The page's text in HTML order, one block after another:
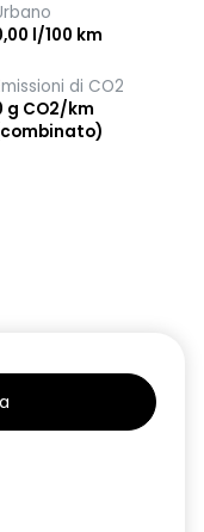
l/100 km
di CO2
g CO2/km